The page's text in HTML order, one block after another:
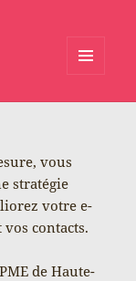
vous
stratégie
votre e-
contacts.
de Haute-